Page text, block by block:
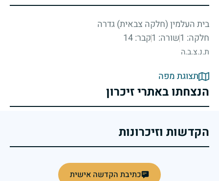
בית העלמין (חלקה צבאית) גדרה
חלקה: 1
שורה: 1 קבר: 14
ת.נ.צ.ב.ה
תצוגת מפה
הנצחתו באתרי זיכרון
הקדשות וזיכרונות
כתיבת הקדשה אישית